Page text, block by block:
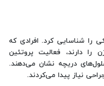
را شناسایی کرد. افرادی که
دارند، فعالیت پروتئین
دریچه نشان می‌دهند.
نیاز پیدا می‌کردند.